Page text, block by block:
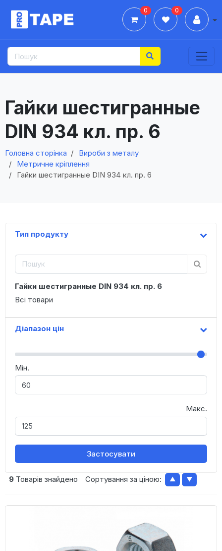
0 0
Гайки шестигранные
DIN 934 кл. пр. 6
Головна сторінка
Вироби з металу
Метричне кріплення
Гайки шестигранные DIN 934 кл. пр. 6
Тип продукту
Гайки шестигранные DIN 934 кл. пр. 6
Всі товари
Діапазон цін
Мін.
Макс.
Застосувати
9Товарів знайдено Сортування за ціною: ▲ ▼